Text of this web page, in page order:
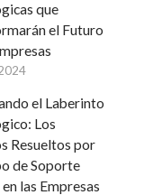
que
el Futuro
el Laberinto
Los
Resueltos por
de Soporte
las Empresas